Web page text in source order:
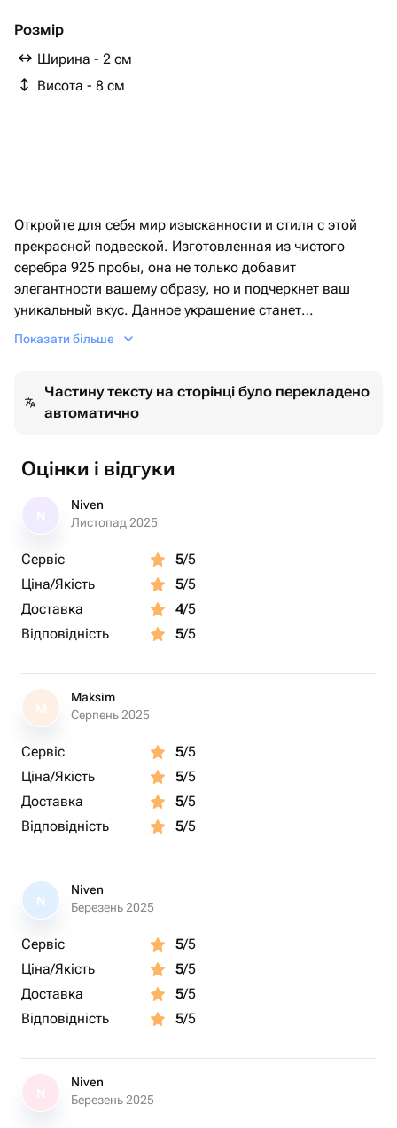
Розмір
Ширина - 2 см
Висота - 8 см
Откройте для себя мир изысканности и стиля с этой
прекрасной подвеской. Изготовленная из чистого
серебра 925 пробы, она не только добавит
элегантности вашему образу, но и подчеркнет ваш
уникальный вкус. Данное украшение станет
замечательным дополнением к вашей коллекции
изделия 10.2гр.
Показати більше
Частину тексту на сторінці було перекладено
автоматично
Оцінки і відгуки
Niven
Листопад 2025
Сервіс 5/5
Ціна/Якість
5/5
Доставка
4/5
Відповідність
5/5
M
Maksim
Серпень 2025
Сервіс 5/5
Ціна/Якість
5/5
Доставка
5/5
Відповідність
5/5
N
Niven
Березень 2025
Сервіс 5/5
Ціна/Якість
5/5
Доставка
5/5
Відповідність
5/5
Niven
Березень 2025